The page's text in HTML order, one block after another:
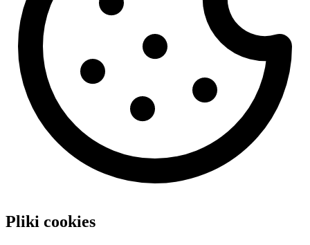
Pliki cookies